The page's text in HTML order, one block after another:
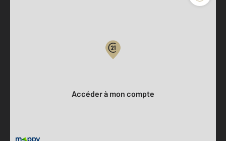
Accéder à mon compte